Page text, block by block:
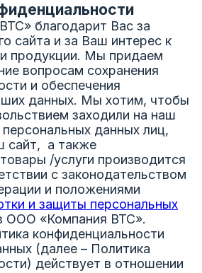
благодарит Вас за
сайта и за Ваш интерес к
продукции. Мы придаем
вопросам сохранения
и обеспечения
данных. Мы хотим, чтобы
заходили на наш
данных лиц,
сайт, а также
/услуги производится
с законодательством
и положениями
и защиты персональных
ООО «Компания ВТС».
конфиденциальности
(далее – Политика
действует в отношении